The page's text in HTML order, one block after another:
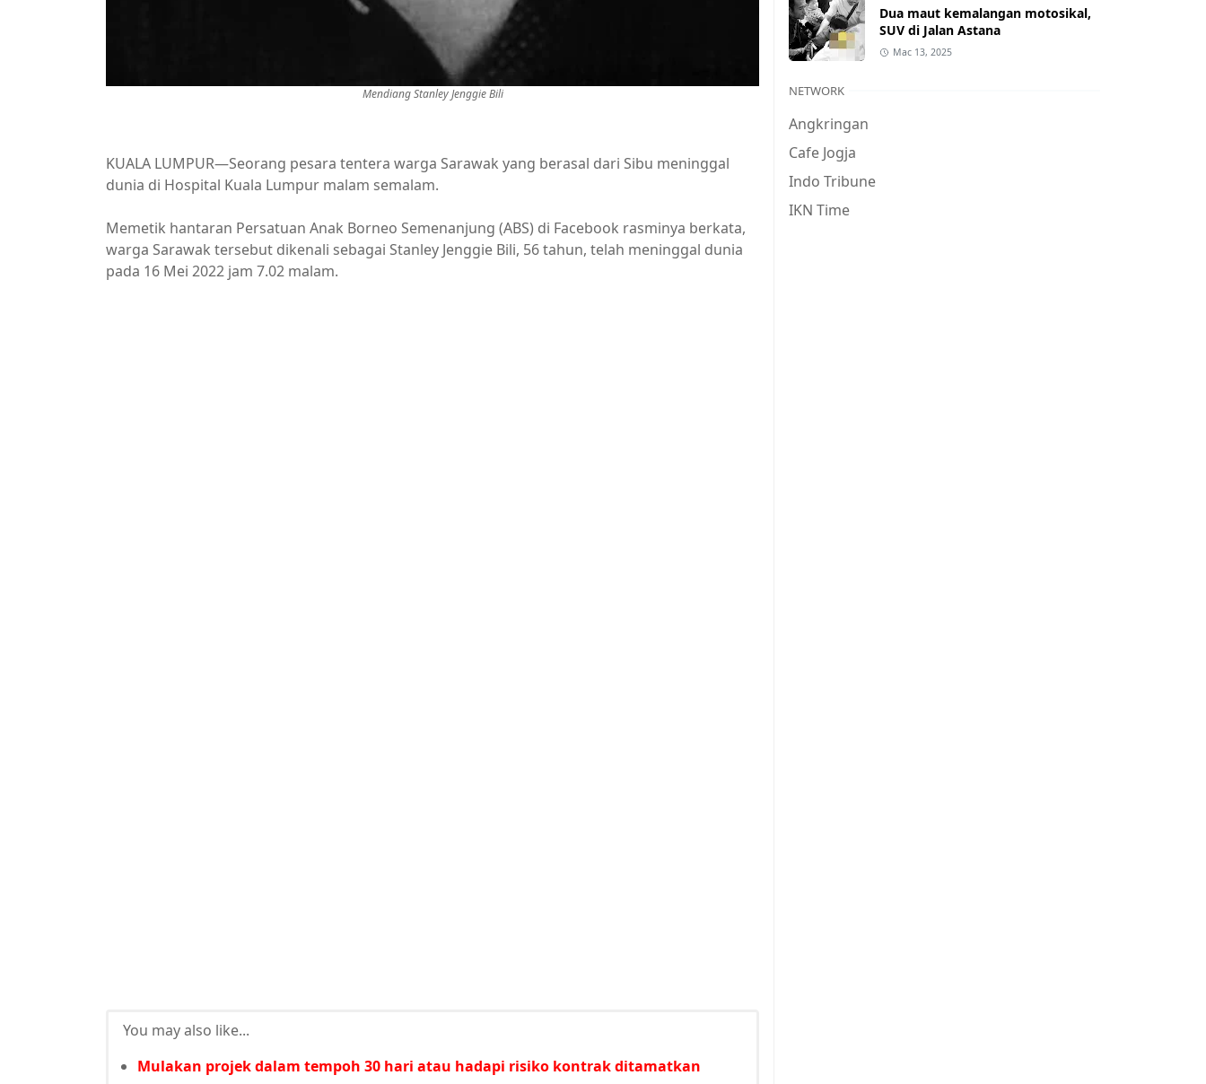
Mendiang Stanley Jenggie Bili
KUALA LUMPUR—Seorang pesara tentera warga Sarawak yang berasal dari Sibu meninggal
dunia di Hospital Kuala Lumpur malam semalam.
Memetik hantaran Persatuan Anak Borneo Semenanjung (ABS) di Facebook rasminya berkata,
warga Sarawak tersebut dikenali sebagai Stanley Jenggie Bili, 56 tahun, telah meninggal dunia
pada 16 Mei 2022 jam 7.02 malam.
You may also like...
Mulakan projek dalam tempoh 30 hari atau hadapi risiko kontrak ditamatkan
Dua maut kemalangan motosikal,
SUV di Jalan Astana
Mac 13, 2025
NETWORK
Angkringan
Cafe Jogja
Indo Tribune
IKN Time